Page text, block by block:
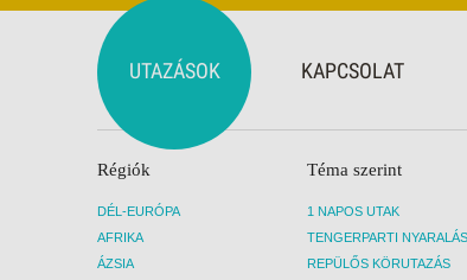
UTAZÁSOK KAPCSOLAT
Régiók
DÉL-EURÓPA
AFRIKA
ÁZSIA
Téma szerint
1 NAPOS UTAK
TENGERPARTI NYARALÁS
REPÜLŐS KÖRUTAZÁS